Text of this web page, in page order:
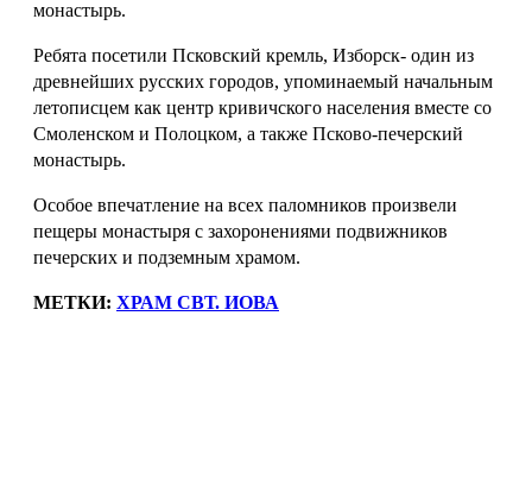
монастырь.
Ребята посетили Псковский кремль, Изборск- один из
древнейших русских городов, упоминаемый начальным
летописцем как центр кривичского населения вместе со
Смоленском и Полоцком, а также Псково-печерский
монастырь.
Особое впечатление на всех паломников произвели
пещеры монастыря с захоронениями подвижников
печерских и подземным храмом.
МЕТКИ: ХРАМ СВТ. ИОВА